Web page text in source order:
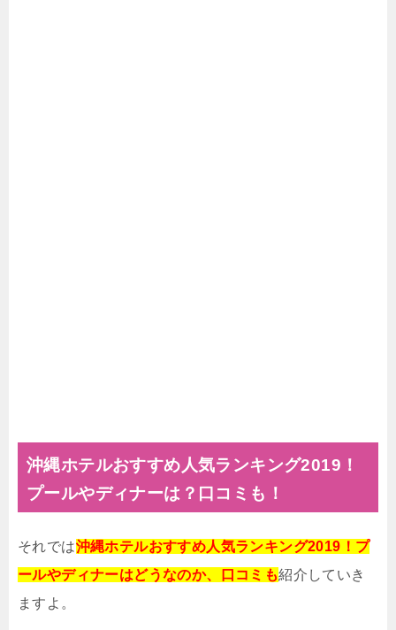
沖縄ホテルおすすめ人気ランキング2019！
プールやディナーは？口コミも！
それでは沖縄ホテルおすすめ人気ランキング2019！プ
ールやディナーはどうなのか、口コミも紹介していき
ますよ。